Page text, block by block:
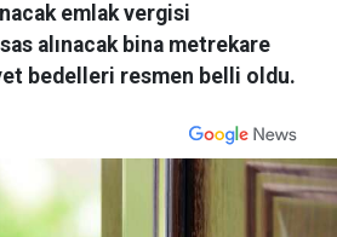
emlak vergisi
alınacak bina metrekare
bedelleri resmen belli oldu.